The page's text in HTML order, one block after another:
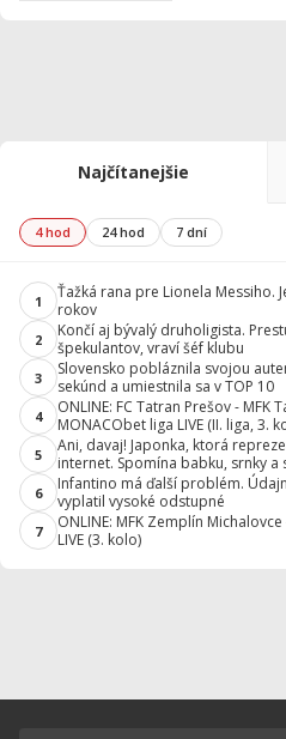
Najčítanejšie
4 hod 24 hod 7 dní
1
Ťažká rana pre Lionela Messiho.
rokov
2
Končí aj bývalý druholigista.
špekulantov, vraví šéf klubu
3
Slovensko pobláznila svojou
sekúnd a umiestnila sa v TOP 10
4
ONLINE: FC Tatran Prešov - MFK
MONACObet liga LIVE (II. liga, 3.
5
Ani, davaj! Japonka, ktorá
internet. Spomína babku, srnky a
6
Infantino má ďalší problém.
vyplatil vysoké odstupné
7
ONLINE: MFK Zemplín
LIVE (3. kolo)